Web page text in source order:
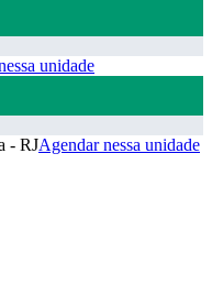
unidade
- RJAgendar nessa unidade